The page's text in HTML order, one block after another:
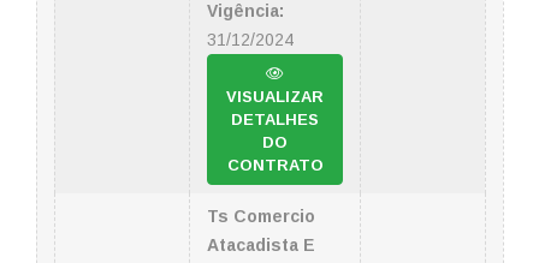
Vigência:
31/12/2024
VISUALIZAR
DETALHES
DO
CONTRATO
Ts Comercio
Atacadista E